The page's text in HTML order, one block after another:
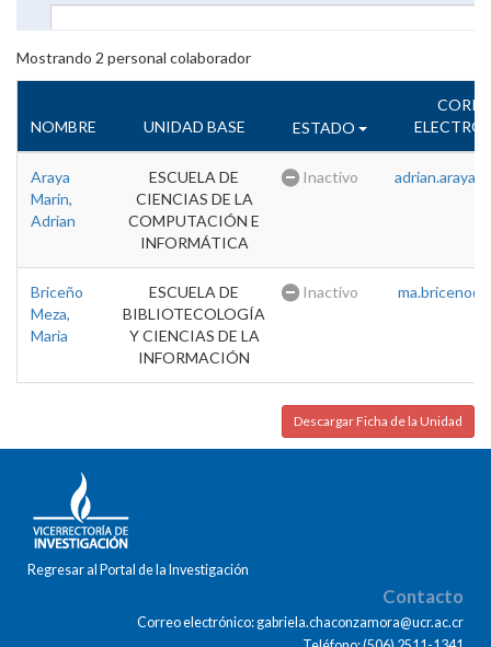
Mostrando 2 personal colaborador
NOMBRE UNIDAD BASE ESTADO
Araya
Marin,
Adrian
ESCUELA DE
CIENCIAS DE LA
COMPUTACIÓN E
INFORMÁTICA
Inactivo
Briceño
Meza,
Maria
ESCUELA DE
BIBLIOTECOLOGÍA
Y CIENCIAS DE LA
INFORMACIÓN
Inactivo
Descargar Ficha de la Unidad
Regresar al Portal de la Investigación
Contacto
Correo electrónico: gabriela.chaconzamora@ucr.ac.cr